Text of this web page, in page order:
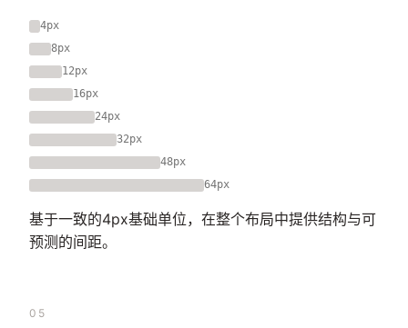
4px
8px
12px
16px
24px
32px
48px
64px
基于一致的4px基础单位，在整个布局中提供结构与可
预测的间距。
05